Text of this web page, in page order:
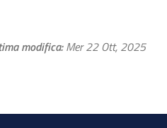
modifica Mer 22 Ott, 2025